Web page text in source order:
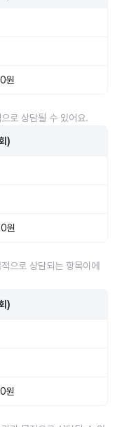
원
로 상담될 수 있어요.
)
원
으로 상담되는 항목이에
)
원